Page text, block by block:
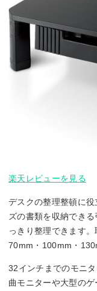
楽天レビューを見る
デスクの整理整頓に
ズの書類を収納でき
っきり整理できます
70mm・100mm・
32インチまでのモニ
曲モニターや大型の